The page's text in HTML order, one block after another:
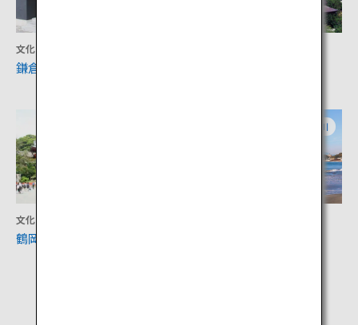
文化
鎌倉彫資料館
文化
鶴岡八幡宮
神奈川